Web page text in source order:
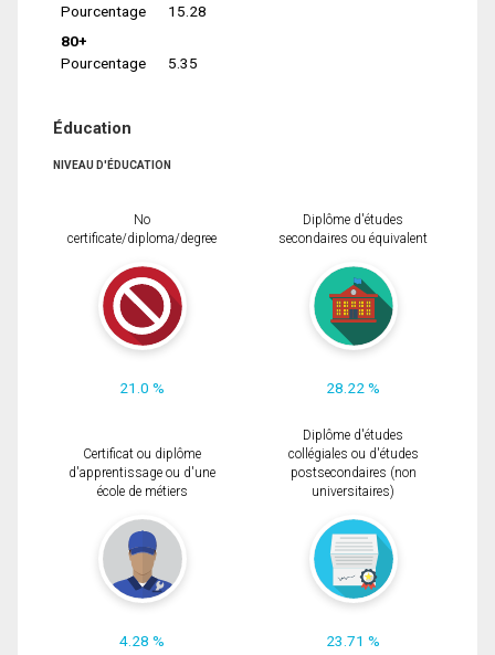
Pourcentage
15.28
80+
Pourcentage
5.35
Éducation
NIVEAU D'ÉDUCATION
No
certificate/diploma/degree
21.0 %
Diplôme d'études
secondaires ou équivalent
28.22 %
Certificat ou diplôme
d'apprentissage ou d'une
école de métiers
4.28 %
Diplôme d'études
collégiales ou d'études
postsecondaires (non
universitaires)
23.71 %